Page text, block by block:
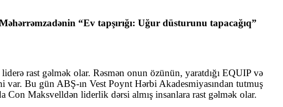
“Ev tapşırığı: Uğur düsturunu tapacağıq”
rast gəlmək olar. Rəsmən onun özünün, yaratdığı EQUIP və
Bu gün ABŞ-ın Vest Poynt Hərbi Akadesmiyasından tutmuş
Con Maksvelldən liderlik dərsi almış insanlara rast gəlmək olar.